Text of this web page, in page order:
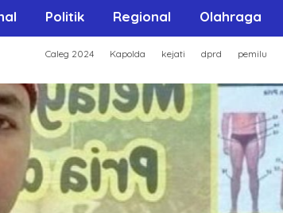
Politik Regional Olahraga
Caleg 2024 Kapolda kejati dprd pemilu